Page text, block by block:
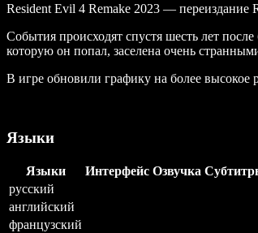
Resident Evil 4 Remake 2023 — переиздание
События происходят спустя шесть лет
которую он попал, заселена очень
В игре обновили графику на более
Языки
Языки Интерфейс Озвучка
русский
английский
французский